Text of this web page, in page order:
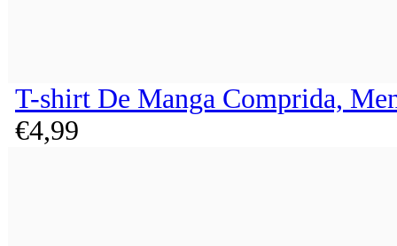
T-shirt De Manga Comprida,
€4,99